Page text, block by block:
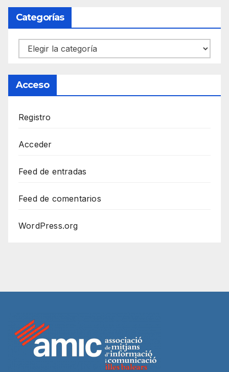
Categorías
Categorías
Acceso
Registro
Acceder
Feed de entradas
Feed de comentarios
WordPress.org